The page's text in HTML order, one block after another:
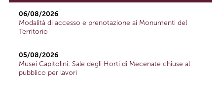
06/08/2026
Modalità di accesso e prenotazione ai Monumenti del
Territorio
05/08/2026
Musei Capitolini: Sale degli Horti di Mecenate chiuse al
pubblico per lavori